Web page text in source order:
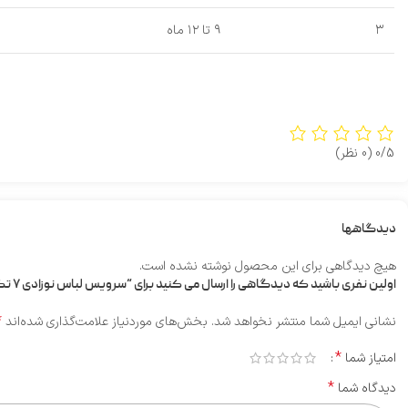
۳ ۹ تا ۱۲ ماه
0/5 (0 نظر)
دیدگاهها
هیچ دیدگاهی برای این محصول نوشته نشده است.
اولین نفری باشید که دیدگاهی را ارسال می کنید برای “سرویس لباس نوزادی ۷ تکه طرح شکوفه مجلسی”
نشانی ایمیل شما منتشر نخواهد شد. بخش‌های موردنیاز علامت‌گذاری شده‌اند
امتیاز شما *
دیدگاه شما *